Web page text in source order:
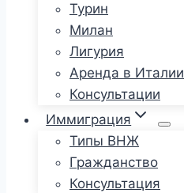
Турин
Милан
Лигурия
Аренда в Италии
Консультации
Иммиграция
Типы ВНЖ
Гражданство
Консультация